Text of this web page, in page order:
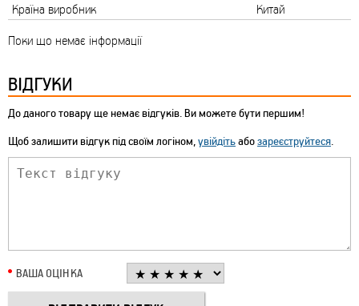
Країна виробник
Китай
Поки що немає інформації
ВІДГУКИ
До даного товару ще немає відгуків. Ви можете бути першим!
Щоб залишити відгук під своїм логіном,увійдітьабозареєструйтеся.
ВАША ОЦІНКА